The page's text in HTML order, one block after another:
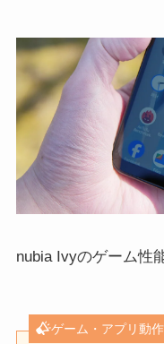
nubia Ivyのゲーム性
ゲーム・アプリ動